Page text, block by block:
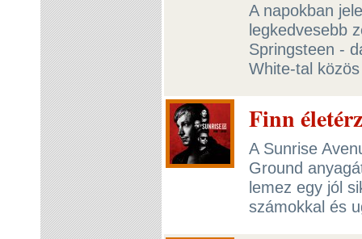
A napokban
legkedvesebb
Springsteen -
White-tal
Finn
A Sunrise
Ground
lemez egy jól
számokkal és